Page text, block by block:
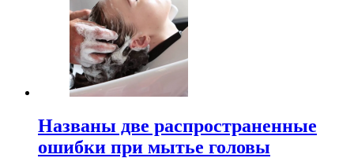
Названы две распространенные
ошибки при мытье головы